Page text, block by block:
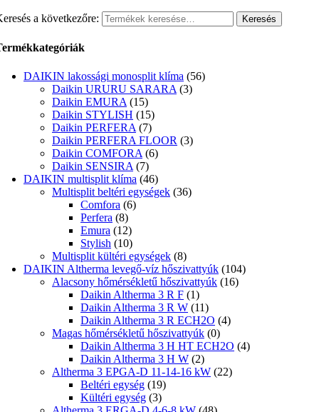
a következőre: Keresés
DAIKIN lakossági monosplit klíma (56)
Daikin URURU SARARA (3)
Daikin EMURA (15)
Daikin STYLISH (15)
Daikin PERFERA (7)
Daikin PERFERA FLOOR (3)
Daikin COMFORA (6)
Daikin SENSIRA (7)
DAIKIN multisplit klíma (46)
Multisplit beltéri egységek (36)
Comfora (6)
Perfera (8)
Emura (12)
Stylish (10)
Multisplit kültéri egységek (8)
DAIKIN Altherma levegő-víz hőszivattyúk (104)
Alacsony hőmérsékletű hőszivattyúk (16)
Daikin Altherma 3 R F (1)
Daikin Altherma 3 R W (11)
Daikin Altherma 3 R ECH2O (4)
Magas hőmérsékletű hőszivattyúk (0)
Daikin Altherma 3 H HT ECH2O (4)
Daikin Altherma 3 H W (2)
Altherma 3 EPGA-D 11-14-16 kW (22)
Beltéri egység (19)
Kültéri egység (3)